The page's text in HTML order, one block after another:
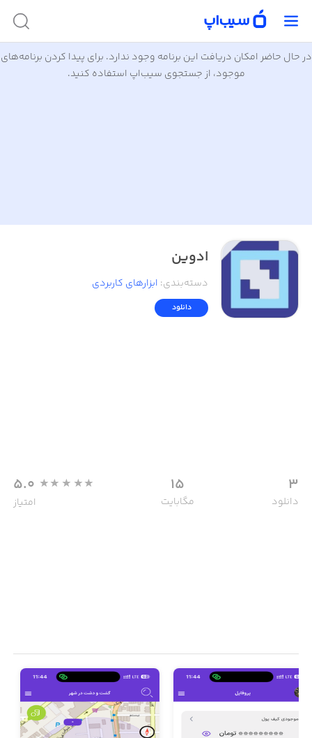
در حال حاضر امکان دریافت این برنامه وجود ندارد. برای پیدا کردن برنامه‌های
موجود، از جستجوی سیب‌اپ استفاده کنید.
ادوین
دسته‌بندی: ابزار‌های کاربردی
دانلود
3
دانلود
15
مگابایت
5.0
امتیاز